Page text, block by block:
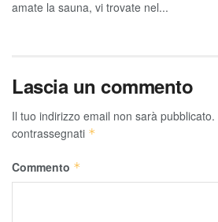
amate la sauna, vi trovate nel...
Lascia un commento
Il tuo indirizzo email non sarà pubblicato.
contrassegnati *
Commento *